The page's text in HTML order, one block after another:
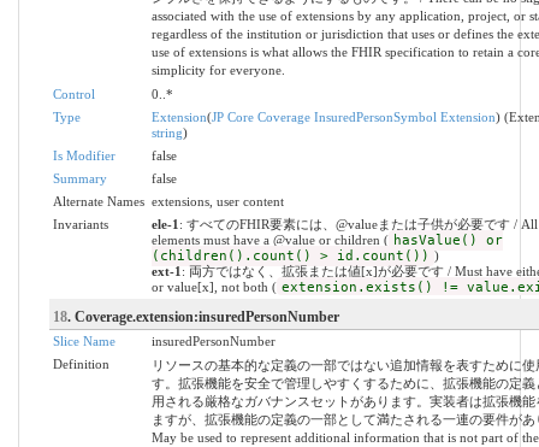
associated with the use of extensions by any application, project, or
regardless of the institution or jurisdiction that uses or defines the
use of extensions is what allows the FHIR specification to retain a
simplicity for everyone.
Control
0..*
Type
Extension(JP Core Coverage InsuredPersonSymbol Extension)
string)
Is Modifier
false
Summary
false
Alternate Names extensions, user content
Invariants
ele-1 : すべてのFHIR要素には、@valueまたは子供が必要です /
elements must have a @value or children ( hasValue() or
(children().count() > id.count()) )
ext-1 : 両方ではなく、拡張または値[x]が必要です / Must have
or value[x], not both ( extension.exists() !=
18. Coverage.extension:insuredPersonNumber
Slice Name
insuredPersonNumber
Definition
リソースの基本的な定義の一部ではない追加情報を表すために使
す。拡張機能を安全で管理しやすくするために、拡張機能の定義
用される厳格なガバナンスセットがあります。実装者は拡張機能
ますが、拡張機能の定義の一部として満たされる一連の要件があ
May be used to represent additional information that is not part of